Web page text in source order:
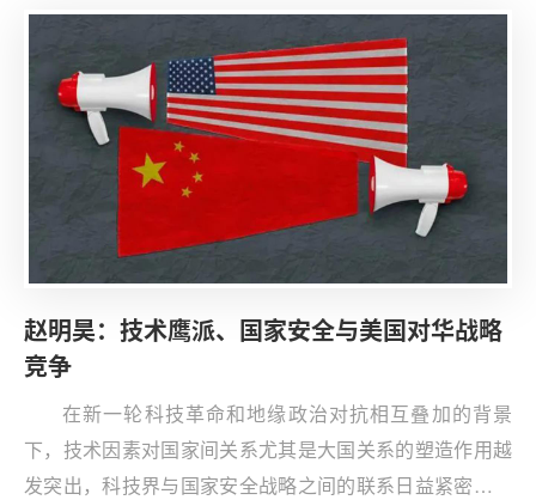
折点；中美关系因美方对华战略竞争而陷入历史低谷；美
国自身政治与社会持续撕裂且经济状况存在隐忧；美国国
内期待“特朗普2.0”明确回应国内诉求；特朗普个人则在偏
好商人思维的同时也凸显强势与遗产导向。比较而言，“特
朗普2.0”的对华安全战略将突出延续性，将延续拜登政府
的相关政策，体现为延续对华战略竞争、推进“拜登+特朗
普”复合议程并继续将经贸议题置于对华战略竞争的核心地
位。在延续战略之下，“特朗普2.0”的对华政策也有可能呈
突而非中国、经贸作为个人偏好成为主线后的不可控性、
国际与国内两个维度对其经贸政策制造的更大压力以及陷
入历史低谷的中美关系面对新“特朗普冲击”的自限性。
赵明昊：技术鹰派、国家安全与美国对华战略
竞争
在新一轮科技革命和地缘政治对抗相互叠加的背景
下，技术因素对国家间关系尤其是大国关系的塑造作用越
发突出，科技界与国家安全战略之间的联系日益紧密。近